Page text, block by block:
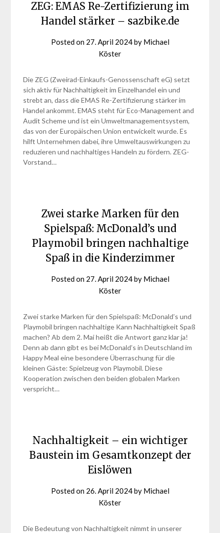
ZEG: EMAS Re-Zertifizierung im
Handel stärker – sazbike.de
Posted on 27. April 2024by Michael
Köster
Die ZEG (Zweirad-Einkaufs-Genossenschaft eG) setzt
sich aktiv für Nachhaltigkeit im Einzelhandel ein und
strebt an, dass die EMAS Re-Zertifizierung stärker im
Handel ankommt. EMAS steht für Eco-Management and
Audit Scheme und ist ein Umweltmanagementsystem,
das von der Europäischen Union entwickelt wurde. Es
hilft Unternehmen dabei, ihre Umweltauswirkungen zu
reduzieren und nachhaltiges Handeln zu fördern. ZEG-
Vorstand…
Zwei starke Marken für den
Spielspaß: McDonald’s und
Playmobil bringen nachhaltige
Spaß in die Kinderzimmer
Posted on 27. April 2024by Michael
Köster
Zwei starke Marken für den Spielspaß: McDonald’s und
Playmobil bringen nachhaltige Kann Nachhaltigkeit Spaß
machen? Ab dem 2. Mai heißt die Antwort ganz klar ja!
Denn ab dann gibt es bei McDonald’s in Deutschland im
Happy Meal eine besondere Überraschung für die
kleinen Gäste: Spielzeug von Playmobil. Diese
Kooperation zwischen den beiden globalen Marken
verspricht…
Nachhaltigkeit – ein wichtiger
Baustein im Gesamtkonzept der
Eislöwen
Posted on 26. April 2024by Michael
Köster
Die Bedeutung von Nachhaltigkeit nimmt in unserer